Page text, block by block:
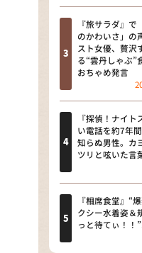
にする
本日は
朝だ！
教えて
ミカタ
ＬＩＦ
新婚
ポツン
ザキ山
『旅サラダ』で
のかわいさ」の
スト女優、贅沢
る“雲丹しゃぶ”
おちゃめ発言
『探偵！ナイ
い電話を約7年
知らぬ男性。カ
ツリと呟いた言
『相席食堂』“
クシー水着姿＆
っと待てぃ！！